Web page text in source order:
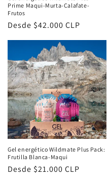
Prime Maqui-Murta-Calafate-
Frutos
Precio
Desde $42.000 CLP
Gel energético Wildmate Plus Pack:
Frutilla Blanca-Maqui
Precio
Desde $21.000 CLP